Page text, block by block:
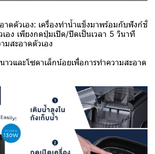
ดตัวเอง: เครื่องทำน้ำแข็งมาพร้อมกับฟังก์ชั่
อง เพียงกดปุ่มเปิด/ปิดเป็นเวลา 5 วินาที
มสะอาดตัวเอง
าวและโซดาเล็กน้อยเพื่อการทำความสะอาด